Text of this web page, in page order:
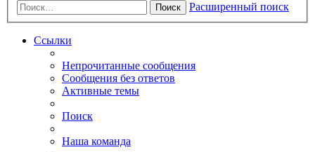
Поиск Расширенный поиск
Ссылки
Непрочитанные сообщения
Сообщения без ответов
Активные темы
Поиск
Наша команда